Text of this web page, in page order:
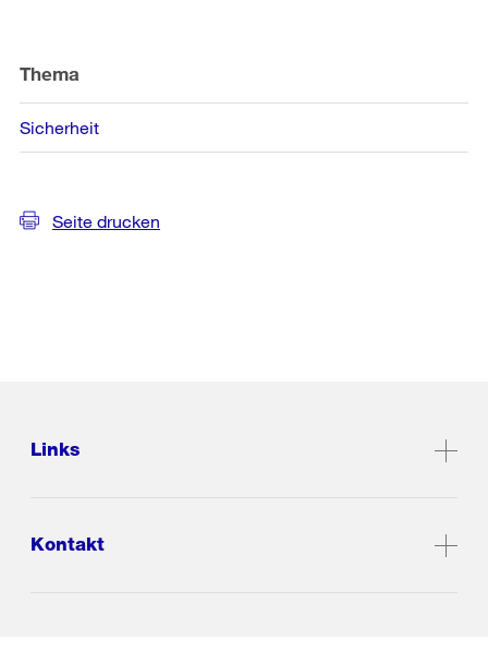
Thema
Sicherheit
Seite drucken
Links
Kontakt